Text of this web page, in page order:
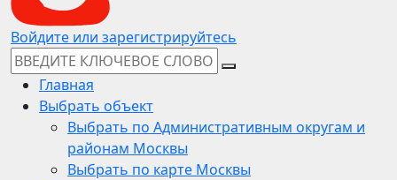
Войдите или зарегистрируйтесь
Главная
Выбрать объект
Выбрать по Административным округам и
районам Москвы
Выбрать по карте Москвы